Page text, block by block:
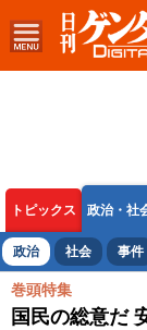
トピックス 政治・社
ボートレース 競輪
政治 社会 事件
巻頭特集
国民の総意だ